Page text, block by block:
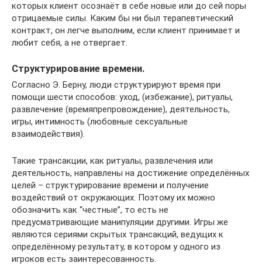
которых клиент осознаёт в себе новые или до сей поры
отрицаемые силы. Каким бы ни был терапевтический
контракт, он легче выполним, если клиент принимает и
любит себя, а не отвергает.
Структурирование времени.
Согласно Э. Берну, люди структурируют время при
помощи шести способов: уход, (избежание), ритуалы,
развлечение (времяпрепровождение), деятельность,
игры, интимность (любовные сексуальные
взаимодействия).
Такие трансакции, как ритуалы, развлечения или
деятельность, направлены на достижение определённых
целей – структурирование времени и получение
воздействий от окружающих. Поэтому их можно
обозначить как “честные”, то есть не
предусматривающие манипуляции другими. Игры же
являются сериями скрытых трансакций, ведущих к
определённому результату, в котором у одного из
игроков есть заинтересованность.